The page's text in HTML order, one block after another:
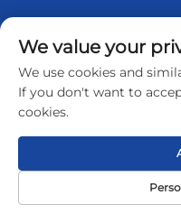
Trang Chủ
Sản Phẩm
Giới Thiệu Về Chúng
Liên hệ với chúng tôi
Sản phẩm
Trang Chủ Sản
We value your
We use cookies and
If you don't want to
cookies.